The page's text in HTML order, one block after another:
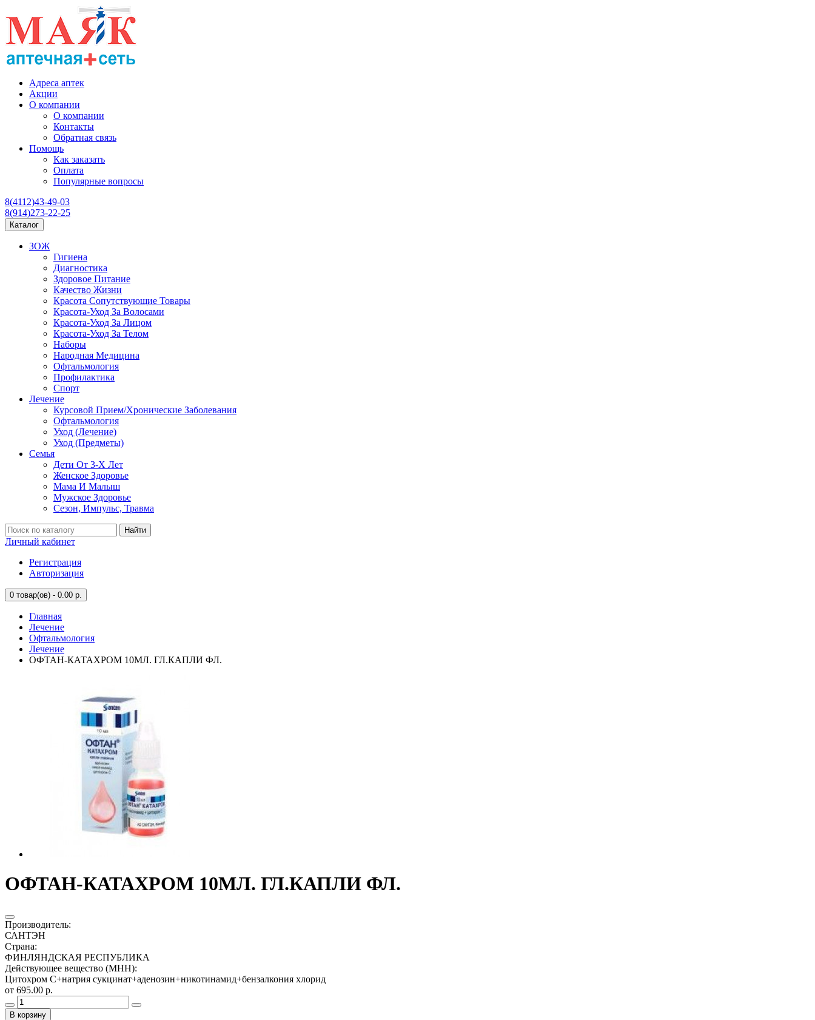
Адреса аптек
Акции
О компании
О компании
Контакты
Обратная связь
Помощь
Как заказать
Оплата
Популярные вопросы
8(4112)43-49-03
8(914)273-22-25
Каталог
ЗОЖ
Гигиена
Диагностика
Здоровое Питание
Качество Жизни
Красота Сопутствующие Товары
Красота-Уход За Волосами
Красота-Уход За Лицом
Красота-Уход За Телом
Наборы
Народная Медицина
Офтальмология
Профилактика
Спорт
Лечение
Курсовой Прием/Хронические Заболевания
Офтальмология
Уход (Лечение)
Уход (Предметы)
Семья
Дети От 3-Х Лет
Женское Здоровье
Мама И Малыш
Мужское Здоровье
Сезон, Импульс, Травма
Найти
Личный кабинет
Регистрация
Авторизация
0 товар(ов) - 0.00 р.
Главная
Лечение
Офтальмология
Лечение
ОФТАН-КАТАХРОМ 10МЛ. ГЛ.КАПЛИ ФЛ.
ОФТАН-КАТАХРОМ 10МЛ. ГЛ.КАПЛИ ФЛ.
Производитель:
САНТЭН
Страна:
ФИНЛЯНДСКАЯ РЕСПУБЛИКА
Действующее вещество (МНН):
Цитохром С+натрия сукцинат+аденозин+никотинамид+бензалкония хлорид
от 695.00 р.
В корзину